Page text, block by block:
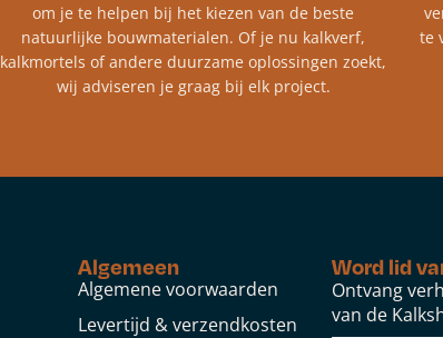
om je te helpen bij het kiezen van de beste
natuurlijke bouwmaterialen. Of je nu kalkverf,
kalkmortels of andere duurzame oplossingen zoekt,
wij adviseren je graag bij elk project.​
te
Algemeen
Algemene voorwaarden
Levertijd & verzendkosten
Word lid
Ontvang
van de